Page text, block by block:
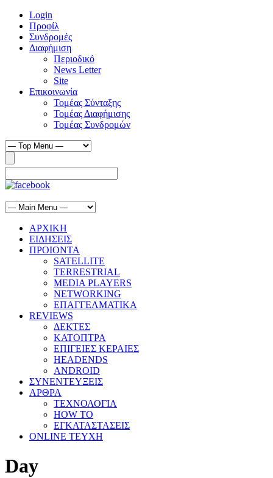
Login
Προφίλ
Συνδρομές
Διαφήμιση
Περιοδικό
News Letter
Site
Επικοινωνία
Τομέας Σύνταξης
Τομέας Διαφήμισης
Τομέας Συνδρομών
ΑΡΧΙΚΗ
ΕΙΔΗΣΕΙΣ
ΠΡΟΙΟΝΤΑ
SATELLITE
TERRESTRIAL
MEDIA PLAYERS
NETWORKING
ΕΠΑΓΓΕΛΜΑΤΙΚΑ
REVIEWS
ΔΕΚΤΕΣ
ΚΑΤΟΠΤΡΑ
ΕΠΙΓΕΙΕΣ ΚΕΡΑΙΕΣ
HEADENDS
ANDROID
ΣΥΝΕΝΤΕΥΞΕΙΣ
ΑΡΘΡΑ
ΤΕΧΝΟΛΟΓΙΑ
HOW TO
ΕΓΚΑΤΑΣΤΑΣΕΙΣ
ONLINE TEYXH
Day